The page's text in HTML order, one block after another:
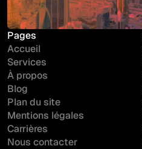
Pages
Accueil
Services
À propos
Blog
Plan du site
Mentions légales
Carrières
Nous contacter